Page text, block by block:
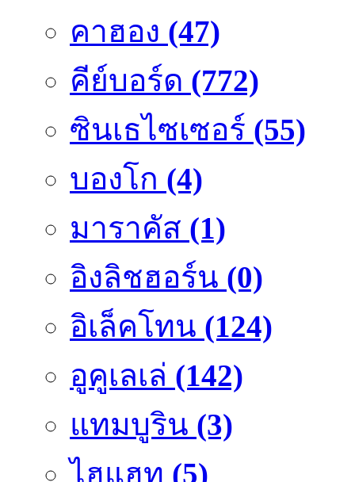
คาฮอง (47)
คีย์บอร์ด (772)
ซินเธไซเซอร์ (55)
บองโก (4)
มาราคัส (1)
อิงลิชฮอร์น (0)
อิเล็คโทน (124)
อูคูเลเล่ (142)
แทมบูริน (3)
ไฮแฮท (5)